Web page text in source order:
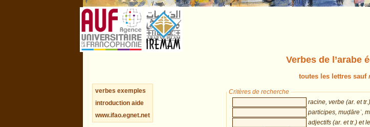
Verbes de l’arabe
toutes les lettres sauf
verbes exemples
introduction aide
www.ifao.egnet.net
Critères de recherche
racine, verbe (ar. et tr.)
participes, muḍāreʿ,
adjectifs (ar. et tr.) et